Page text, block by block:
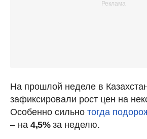
На прошлой неделе в
зафиксировали рост цен на
Особенно сильно тогда
– на 4,5%за неделю.